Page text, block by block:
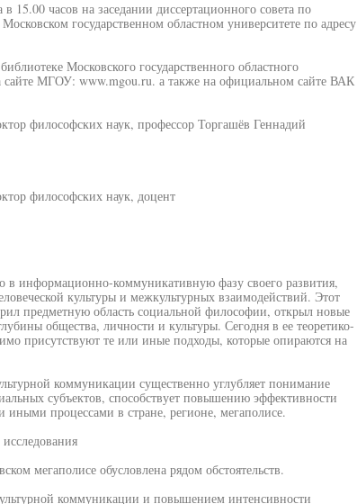
15.00 часов на заседании диссертационного совета по
государственном областном университете по адресу
Московского государственного областного
сайте МГОУ: www.mgou.ru. а также на официальном сайте ВАК
философских наук, профессор Торгашёв Геннадий
философских наук, доцент
в информационно-коммуникативную фазу своего развития,
культуры и межкультурных взаимодействий. Этот
предметную область социальной философии, открыл новые
общества, личности и культуры. Сегодня в ее теоретико-
присутствуют те или иные подходы, которые опираются на
коммуникации существенно углубляет понимание
субъектов, способствует повышению эффективности
иными процессами в стране, регионе, мегаполисе.
мегаполисе обусловлена рядом обстоятельств.
коммуникации и повышением интенсивности